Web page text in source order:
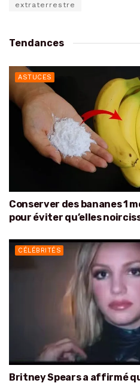
extraterrestre
Tendances
ASTUCES
Conserver des bananes 1
pour éviter qu’elles
CÉLÉBRITÉS
Britney Spears a affirmé